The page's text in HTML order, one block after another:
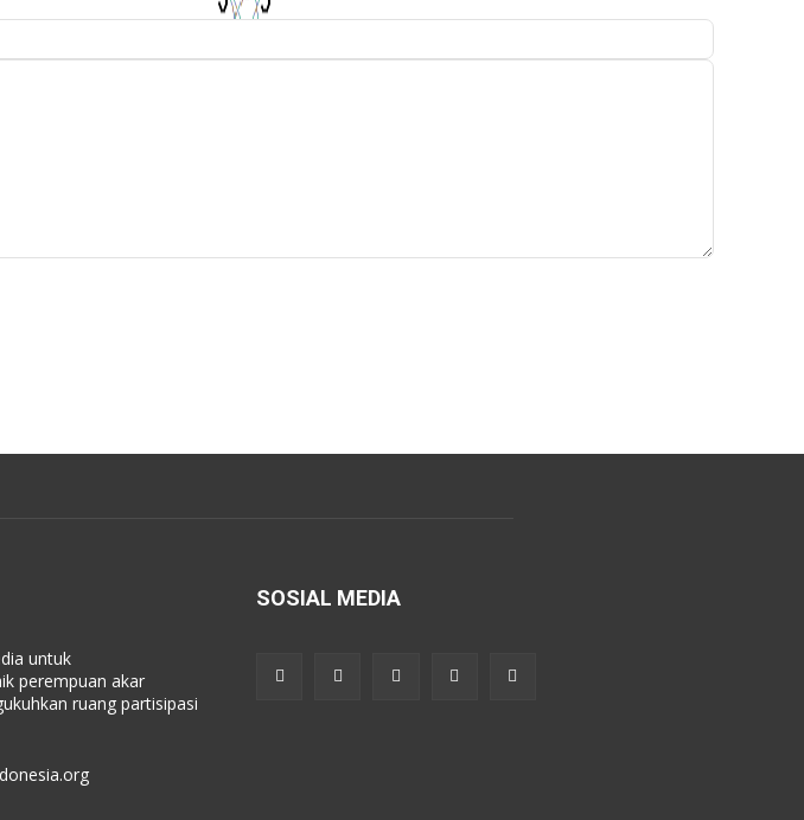
untuk
perempuan akar
ruang partisipasi
SOSIAL MEDIA